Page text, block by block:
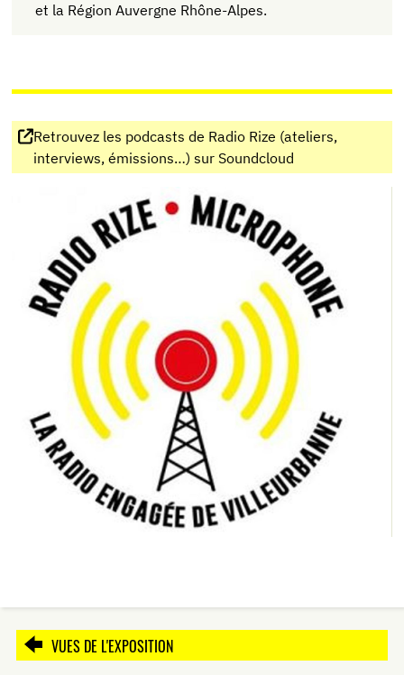
et la Région Auvergne Rhône-Alpes.
Retrouvez les podcasts de Radio Rize (ateliers,
interviews, émissions…) sur Soundcloud
VUES DE L'EXPOSITION